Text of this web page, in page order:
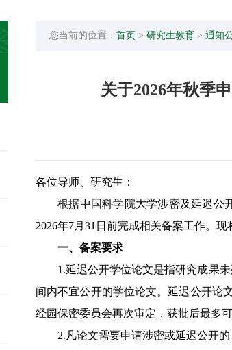
您当前的位置： 首页 > 研究生教育 > 通知
关于2026年秋季
各位导师、研究生：
根据中国科学院大学涉密及延迟公
2026年7月 31 日前完成相关备案工作。现
一、备案要求
1.延迟公开学位论文是指研究成果
间内不宜公开的学位论文。延迟公开论
经园保密委员会再次审定，获批后最多
2. 凡论文需要申请涉密或延迟公开